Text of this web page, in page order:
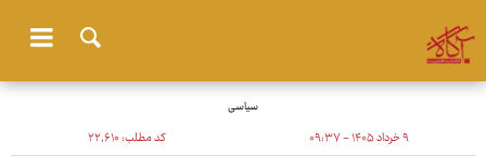
سیاسی
۹ خرداد ۱۴۰۵ - ۰۹:۳۷ کد مطلب:۲۲٬۶۱۰